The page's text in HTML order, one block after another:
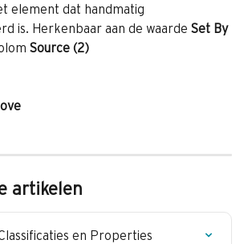
element dat handmatig
is. Herkenbaar aan de waarde Set By
Source (2)
artikelen
en Properties